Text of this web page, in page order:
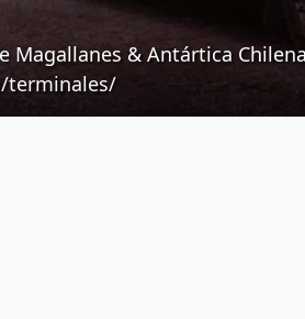
Magallanes & Antártica
terminales/